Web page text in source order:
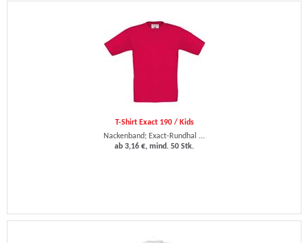
T-Shirt Exact 190 / Kids
Nackenband; Exact-Rundhal ...
ab 3,16 €, mind. 50 Stk.